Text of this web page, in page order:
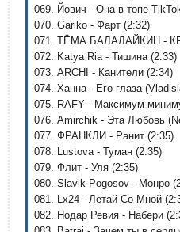
069. Йович - Она в топе
070. Gariko - Фарт (2:32)
071. ТЁМА БАЛАЛАЙКИН -
072. Katya Ria - Тишина (2:33)
073. ARCHI - Канители (2:34)
074. Ханна - Его глаза
075. RAFY - Максимум-
076. Amirchik - Эта Любовь
077. ФРАНКЛИ - Ранит (2:35)
078. Lustova - Туман (2:35)
079. Флит - Уля (2:35)
080. Slavik Pogosov - Монро
081. Lx24 - Летай Со Мной
082. Нодар Ревия - Набери